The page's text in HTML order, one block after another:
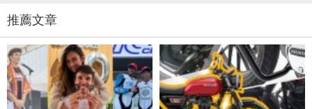
推薦文章